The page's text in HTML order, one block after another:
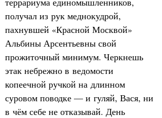
получал из рук меднокудрой,
пахнувшей «Красной Москвой»
Альбины Арсентьевны свой
прожиточный минимум. Черкнешь
этак небрежно в ведомости
копеечной ручкой на длинном
суровом поводке — и гуляй, Вася, ни
в чём себе не отказывай. День